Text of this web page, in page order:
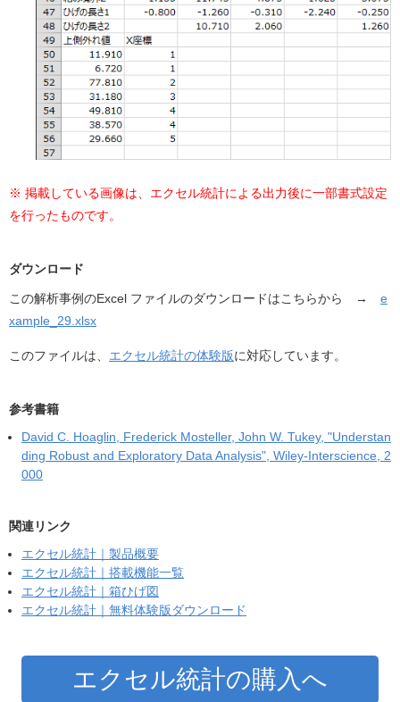
※ 掲載している画像は、エクセル統計による出力後に一部書式設定
を行ったものです。
ダウンロード
この解析事例のExcel ファイルのダウンロードはこちらから → e
xample_29.xlsx
このファイルは、 エクセル統計の体験版に対応しています。
参考書籍
David C. Hoaglin, Frederick Mosteller, John W. Tukey, "Understan
ding Robust and Exploratory Data Analysis", Wiley-Interscience, 2
000
関連リンク
エクセル統計｜製品概要
エクセル統計｜搭載機能一覧
エクセル統計｜箱ひげ図
エクセル統計｜無料体験版ダウンロード
エクセル統計の購入へ